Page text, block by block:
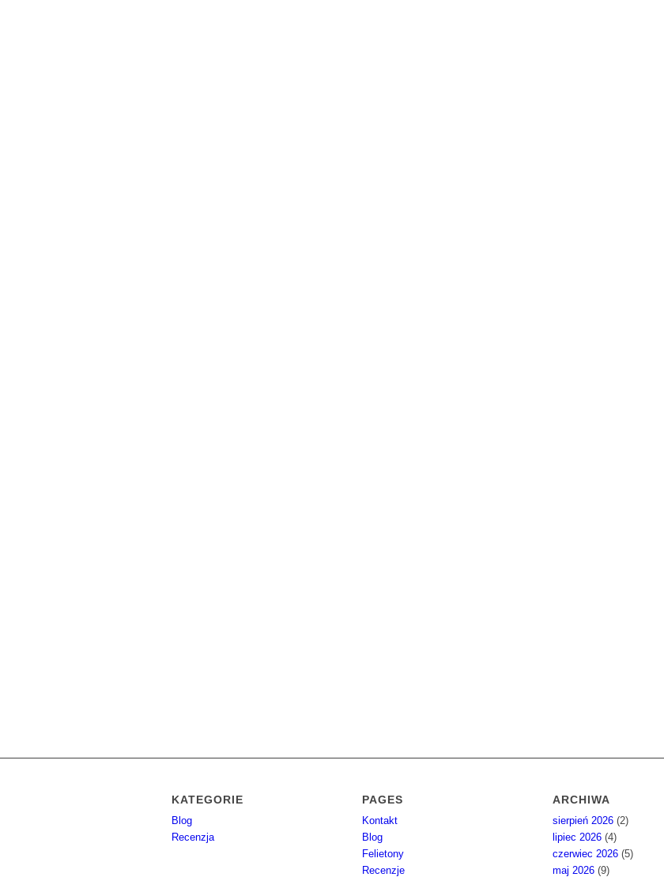
KATEGORIE
Blog
Recenzja
PAGES
Kontakt
Blog
Felietony
Recenzje
ARCHIWA
sierpień 2026 (2)
lipiec 2026 (4)
czerwiec 2026 (5)
maj 2026 (9)